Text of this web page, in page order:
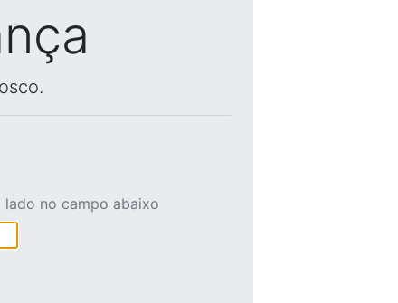
lado no campo abaixo